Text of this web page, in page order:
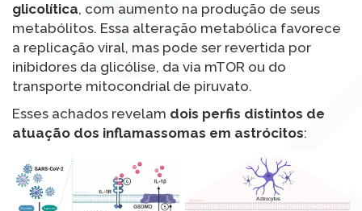
glicolítica, com aumento na produção de seus
metabólitos. Essa alteração metabólica favorece
a replicação viral, mas pode ser revertida por
inibidores da glicólise, da via mTOR ou do
transporte mitocondrial de piruvato.
Esses achados revelam dois perfis distintos de
atuação dos inflamassomas em astrócitos: